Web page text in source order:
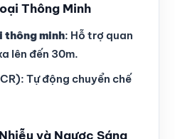
Thông Minh
thông minh: Hỗ trợ quan
lên đến 30m.
Tự động chuyển chế
và Ngược Sáng